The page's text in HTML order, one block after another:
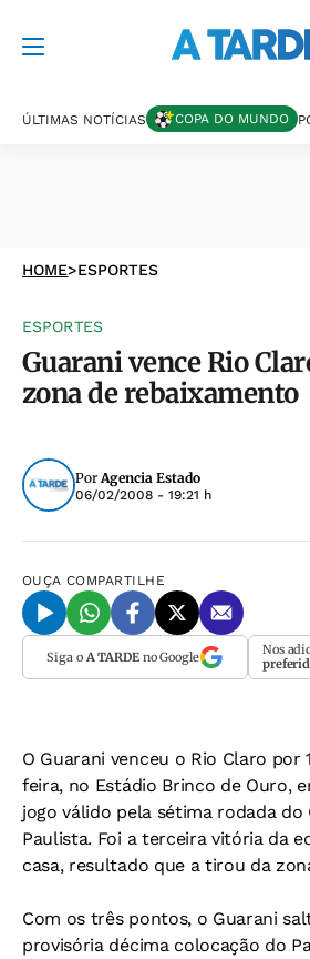
ÚLTIMAS NOTÍCIAS COPA DO MUNDO
HOME>ESPORTES
ESPORTES
Guarani vence Rio
zona de rebaixamento
PorAgencia Estado
06/02/2008 - 19:21 h
OUÇA COMPARTILHE
Siga o A TARDEno Google Nos
O Guarani venceu o Rio Claro por
feira, no Estádio Brinco de Ouro,
jogo válido pela sétima rodada do
Paulista. Foi a terceira vitória da
casa, resultado que a tirou da
Com os três pontos, o Guarani
provisória décima colocação do